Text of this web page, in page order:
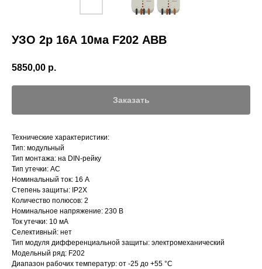
УЗО 2р 16А 10ма F202 АВВ
5850,00 р.
Заказать
Технические характеристики:
Тип: модульный
Тип монтажа: на DIN-рейку
Тип утечки: АС
Номинальный ток: 16 А
Степень защиты: IP2X
Количество полюсов: 2
Номинальное напряжение: 230 В
Ток утечки: 10 мА
Селективный: нет
Тип модуля дифференциальной защиты: электромеханический
Модельный ряд: F202
Диапазон рабочих температур: от -25 до +55 °С